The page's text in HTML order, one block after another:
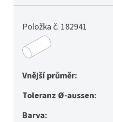
Položka č. 182941
Vnější průměr:
Toleranz Ø-aussen:
Barva: